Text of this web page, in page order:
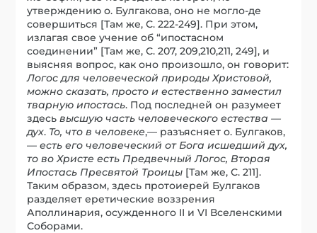
утверждению о. Булгакова, оно не могло-де
совершиться [Там же, С. 222-249]. При этом,
излагая свое учение об “ипостасном
соединении” [Там же, С. 207, 209,210,211, 249], и
выясняя вопрос, как оно произошло, он говорит:
Логос для человеческой природы Христовой,
можно сказать, просто и естественно заместил
тварную ипостась. Под последней он разумеет
здесьвысшую часть человеческого естества —
дух. То, что в человеке,— разъясняет о. Булгаков,
—есть его человеческий от Бога исшедший дух,
то во Христе есть Предвечный Логос, Вторая
Ипостась Пресвятой Троицы [Там же, С. 211].
Таким образом, здесь протоиерей Булгаков
разделяет еретические воззрения
Аполлинария, осужденного II и VI Вселенскими
Соборами.